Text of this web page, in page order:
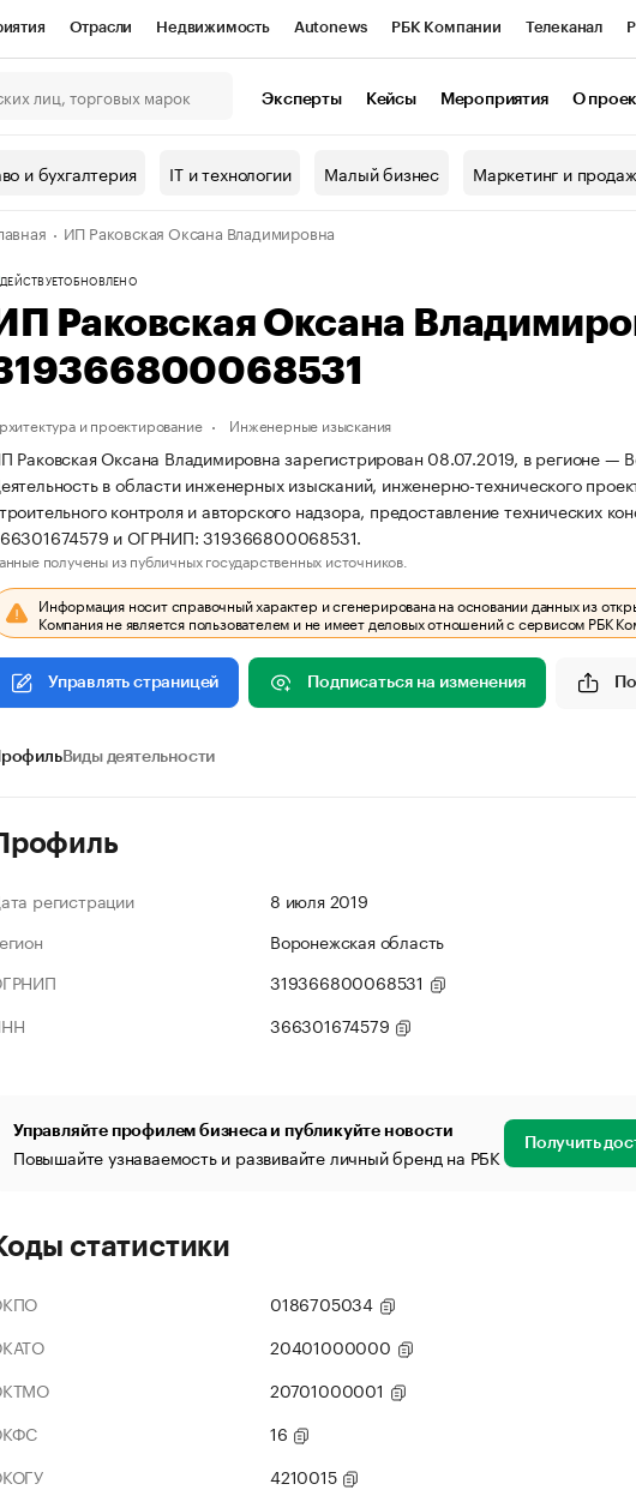
Отрасли Недвижимость Autonews РБК Компании Телеканал
Проверка контрагентов
валюты
Эксперты Кейсы Мероприятия О
и бухгалтерия IT и технологии Малый бизнес Маркетинг и
ИП Раковская Оксана Владимировна
ДЕЙСТВУЕТОБНОВЛЕНО
ИП Раковская Оксана
и проектирование Инженерные изыскания
Раковская Оксана Владимировна зарегистрирован 08.07.2019, в регионе —
в области инженерных изысканий, инженерно-технического
контроля и авторского надзора, предоставление технических
и ОГРНИП: 319366800068531.
получены из публичных государственных источников.
Информация носит справочный характер и сгенерирована на основании данных из
Компания не является пользователем и не имеет деловых отношений с сервисом РБК
Управлять страницей Подписаться на изменения
Виды деятельности
регистрации
8 июля 2019
Воронежская область
319366800068531
366301674579
Управляйте профилем бизнеса и публикуйте новости
Повышайте узнаваемость и развивайте личный бренд на РБК Получить
статистики
0186705034
20401000000
20701000001
16
4210015